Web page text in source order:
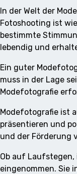
In der Welt der
Fotoshooting ist
bestimmte
lebendig und
Ein guter
muss in der Lage
Modefotografie
Modefotografie ist
präsentieren und
und der Förderung
Ob auf
eingenommen. Sie